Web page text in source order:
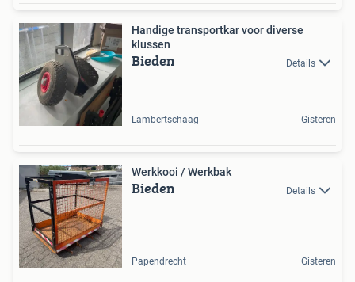
Handige transportkar voor diverse
klussen
Bieden Details
Lambertschaag Gisteren
Werkkooi / Werkbak
Bieden Details
Papendrecht Gisteren